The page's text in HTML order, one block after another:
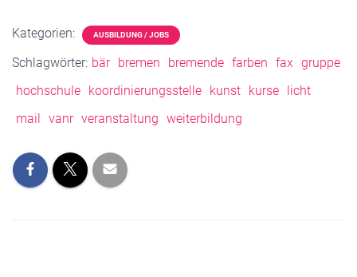
Kategorien: AUSBILDUNG / JOBS
Schlagwörter: bär bremen bremende farben fax gruppe
hochschule koordinierungsstelle kunst kurse licht
mail vanr veranstaltung weiterbildung